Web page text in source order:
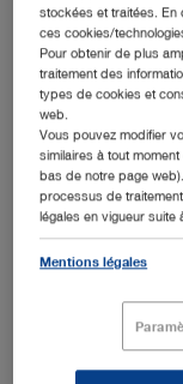
Conseils
Raccord
Blocage de
Flux de liquide
Nettoyage
ENDOMAT®
choix
stockées et traitées.
ces cookies/
Pour obtenir de plus
traitement des
types de cookies et
web.
Vous pouvez modifier
similaires à tout
bas de notre page
processus de
légales en vigueur suite
Mentions légales